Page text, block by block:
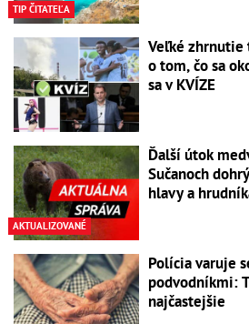
TIP ČITATEĽA
Veľké zhrnutie
o tom, čo sa
sa v KVÍZE
AKTUALIZOVANÉ
Ďalší útok
Sučanoch
hlavy a
Polícia varuje
podvodníkmi:
najčastejšie